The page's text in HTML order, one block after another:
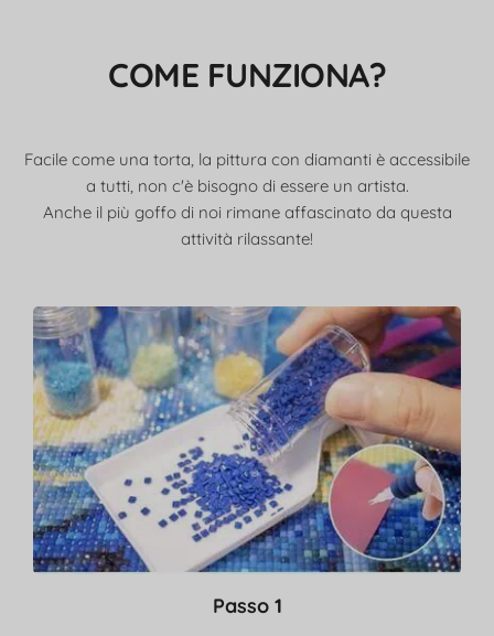
COME FUNZIONA?
Facile come una torta, la pittura con diamanti è accessibile
a tutti, non c'è bisogno di essere un artista.
Anche il più goffo di noi rimane affascinato da questa
attività rilassante!
Passo 1